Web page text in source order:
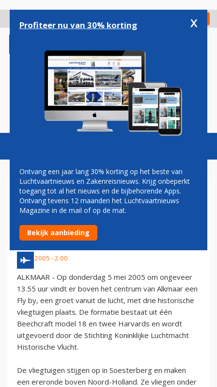
gaan
Check in
Magazine Podcasts Vacatures
FLY BY HISTORISCHE
VLIEGTUIGEN BOVEN
ALKMAAR
5 mei 2005 - 2:00
ALKMAAR - Op donderdag 5 mei 2005 om ongeveer
13.55 uur vindt er boven het centrum van Alkmaar een
Fly by, een groet vanuit de lucht, met drie historische
vliegtuigen plaats. De formatie bestaat uit één
Beechcraft model 18 en twee Harvards en wordt
uitgevoerd door de Stichting Koninklijke Luchtmacht
Historische Vlucht.
De vliegtuigen stijgen op in Soesterberg en maken
een ereronde boven Noord-Holland. Ze vliegen onder
Profiteer nu van 30% korting x
Ontvang een jaar lang 30% korting op het beste van
Luchtvaartnieuws en Zakenreisnieuws. Krijg onbeperkt
toegang tot al het nieuws en de bijbehorende Apps.
Ontvang tevens 12 maanden het Luchtvaartnieuws
Magazine in de mail of op de mat.
Bekijk aanbieding